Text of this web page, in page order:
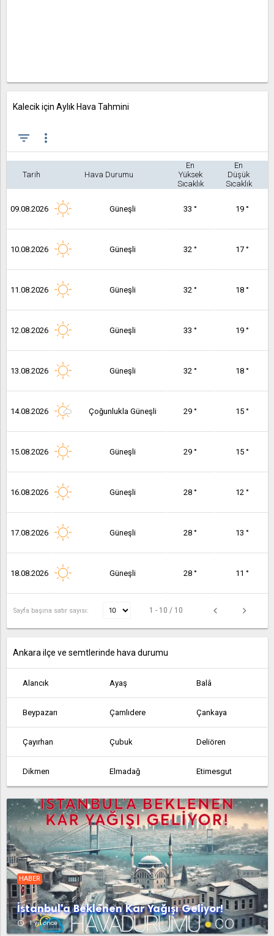
Kalecik için Aylık Hava Tahmini
filter_list more_vert
Tarih Hava Durumu
En
Yüksek
Sıcaklık
En
Düşük
Sıcaklık
09.08.2026 Güneşli 33 ° 19 °
10.08.2026 Güneşli 32 ° 17 °
11.08.2026 Güneşli 32 ° 18 °
12.08.2026 Güneşli 33 ° 19 °
13.08.2026 Güneşli 32 ° 18 °
14.08.2026 Çoğunlukla Güneşli 29 ° 15 °
15.08.2026 Güneşli 29 ° 15 °
16.08.2026 Güneşli 28 ° 12 °
17.08.2026 Güneşli 28 ° 13 °
18.08.2026 Güneşli 28 ° 11 °
Sayfa başına satır sayısı: 1 - 10 / 10
Ankara ilçe ve semtlerinde hava durumu
Alancık Ayaş Balâ
Beypazarı Çamlıdere Çankaya
Çayırhan Çubuk Deliören
Dikmen Elmadağ Etimesgut
Etlik Feruz Köyü Fethiye
Güdül Güvem Hasanoğlan
Haymana Kabaca Kalecik
Karahamzalı Karşıyaka Kazan
Kerpiç Kızılcahamam Köy Enstitüsü
HABER
İstanbul'a Beklenen Kar Yağışı Geliyor!
access_time 1 yıl önce